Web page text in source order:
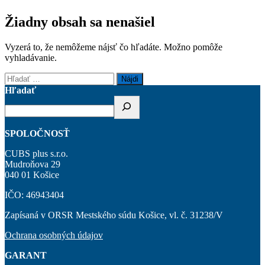
Žiadny obsah sa nenašiel
Vyzerá to, že nemôžeme nájsť čo hľadáte. Možno pomôže
vyhladávanie.
Hľadať:
Hľadať
SPOLOČNOSŤ
CUBS plus s.r.o.
Mudroňova 29
040 01 Košice
IČO: 46943404
Zapísaná v ORSR Mestského súdu Košice, vl. č. 31238/V
Ochrana osobných údajov
GARANT